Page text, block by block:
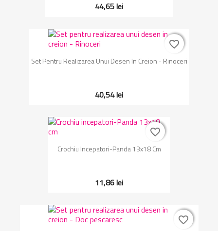
44,65 lei
Set Pentru Realizarea Unui Desen In Creion - Rinoceri
40,54 lei
favorite_border
favorite_border
Crochiu Incepatori-Panda 13x18 Cm
11,86 lei
favorite_border
favorite_border
favorite_border
favorite_border